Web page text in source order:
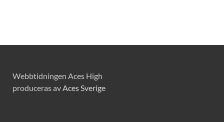
Webbtidningen Aces High
produceras avAces Sverige